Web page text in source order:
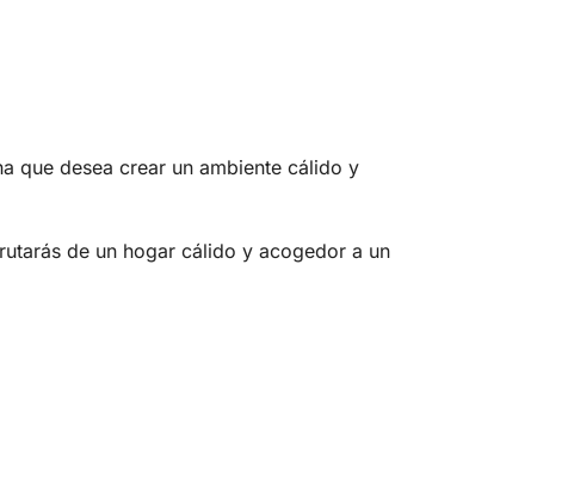
que desea crear un ambiente cálido y
de un hogar cálido y acogedor a un